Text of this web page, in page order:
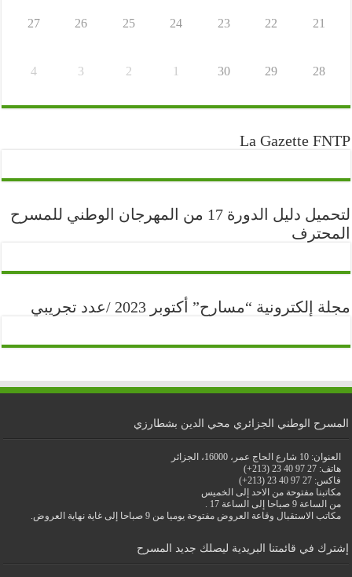
21
22
23
24
25
26
27
28
29
30
1
2
3
4
La Gazette FNTP
لتحميل دليل الدورة 17 من المهرجان الوطني للمسرح
المحترف
مجلة إلكترونية “مسارح” أكتوبر 2023 /عدد تجريبي
المسرح الوطني الجزائري محي الدين بشطارزي
العنوان: 10 شارع الحاج عمر، 16000، الجزائر
هاتف: 27 97 40 23 (213+)
فاكس: 27 97 40 23 (213+)
مكاتبنا مفتوحة من الاحد إلى الخميس
من الساعة 9 صباحا إلى الساعة 17 .
مكاتب الاستقبال وقاعة العروض مفتوحة يوميا من 9 صباحا إلى غاية نهاية العروض.
إشترك في قائمتنا البريدية ليصلك جديد المسرح